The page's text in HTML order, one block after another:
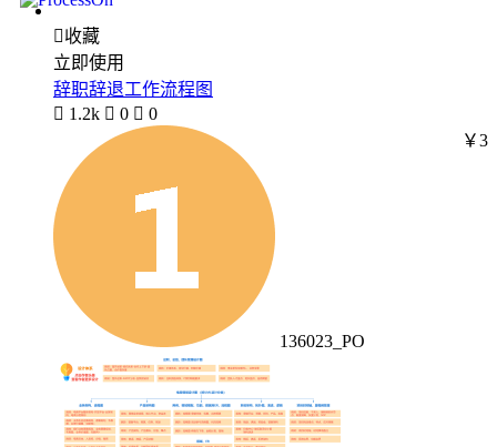
收藏
立即使用
辞职辞退工作流程图
 1.2k  0  0
136023_PO
￥3